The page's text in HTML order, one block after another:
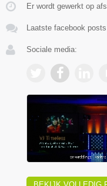
Er wordt gewerkt op
Laatste facebook posts
Sociale media: